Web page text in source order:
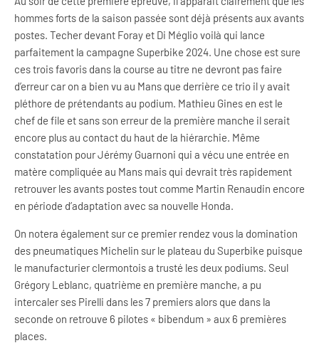
hommes forts de la saison passée sont déjà présents aux avants
postes. Techer devant Foray et Di Méglio voilà qui lance
parfaitement la campagne Superbike 2024. Une chose est sure
ces trois favoris dans la course au titre ne devront pas faire
d’erreur car on a bien vu au Mans que derrière ce trio il y avait
pléthore de prétendants au podium. Mathieu Gines en est le
chef de file et sans son erreur de la première manche il serait
encore plus au contact du haut de la hiérarchie. Même
constatation pour Jérémy Guarnoni qui a vécu une entrée en
matère compliquée au Mans mais qui devrait très rapidement
retrouver les avants postes tout comme Martin Renaudin encore
en période d’adaptation avec sa nouvelle Honda.
On notera également sur ce premier rendez vous la domination
des pneumatiques Michelin sur le plateau du Superbike puisque
le manufacturier clermontois a trusté les deux podiums. Seul
Grégory Leblanc, quatrième en première manche, a pu
intercaler ses Pirelli dans les 7 premiers alors que dans la
seconde on retrouve 6 pilotes « bibendum » aux 6 premières
places.